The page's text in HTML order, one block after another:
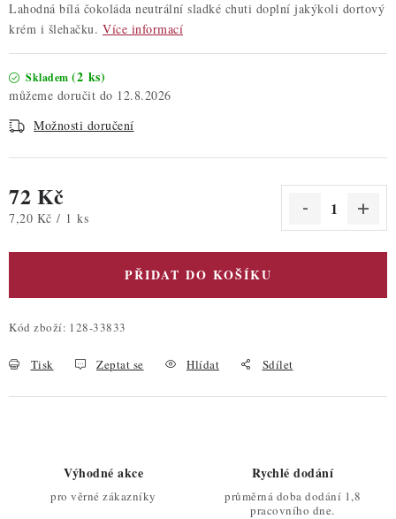
Podmínky ochrany osobních údajů
Lahodná bílá čokoláda neutrální sladké chuti doplní jakýkoli dortový
krém i šlehačku. Více informací
Skladem (2 ks)
12.8.2026
Možnosti doručení
72 Kč
Měrná cena:
7,20 Kč / 1 ks
PŘIDAT DO KOŠÍKU
Kód zboží: 128-33833
Tisk Zeptat se Hlídat Sdílet
Výhodné akce
pro věrné zákazníky
Rychlé dodání
průměrná doba dodání 1,8
pracovního dne.